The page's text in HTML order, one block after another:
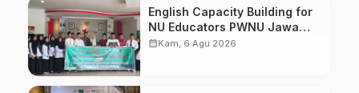
English Capacity Building for
NU Educators PWNU Jawa
Tengah Batch#4; Membuka
calendar_monthKam, 6 Agu 2026